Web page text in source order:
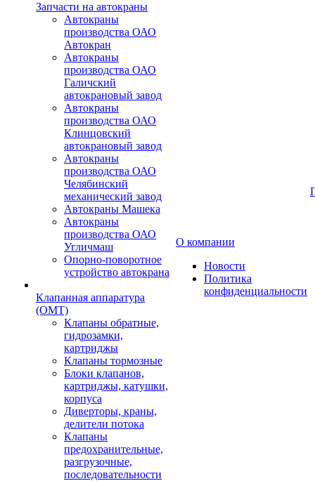
Запчасти на автокраны
Автокраны
производства ОАО
Автокран
Автокраны
производства ОАО
Галичский
автокрановый завод
Автокраны
производства ОАО
Клинцовский
автокрановый завод
Автокраны
производства ОАО
Челябинский
механический завод
Автокраны Машека
Автокраны
производства ОАО
Угличмаш
Опорно-поворотное
устройство автокрана
Клапанная аппаратура
(OMT)
Клапаны обратные,
гидрозамки,
картриджы
Клапаны тормозные
Блоки клапанов,
картриджы, катушки,
корпуса
Диверторы, краны,
делители потока
Клапаны
предохранительные,
разгрузочные,
последовательности
О компании
Новости
Политика
конфиденциальности